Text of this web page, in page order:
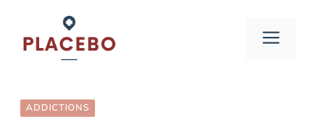
contenu
ADDICTIONS